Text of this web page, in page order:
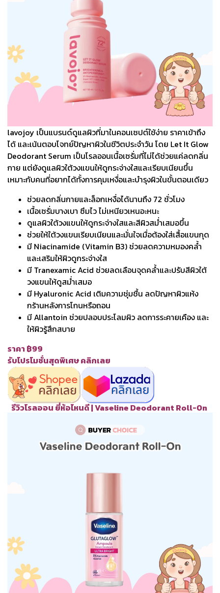
lavojoy เป็นแบรนด์ดูแลผิวที่มาในคอนเซปต์ใช้ง่าย ราคาเข้าถึง
ได้ และเน้นตอบโจทย์ปัญหาผิวในชีวิตประจำวัน โดย Let It Glow
Deodorant Serum เป็นโรลออนเนื้อเซรั่มที่ไม่ได้ช่วยแค่ลดกลิ่น
กาย แต่ยังดูแลผิวใต้วงแขนให้ดูกระจ่างใสและเรียบเนียนขึ้น
เหมาะกับคนที่อยากได้ทั้งการคุมเหงื่อและบำรุงผิวในขั้นตอนเดียว
ช่วยลดกลิ่นกายและล็อกเหงื่อได้นานถึง 72 ชั่วโมง
เนื้อเซรั่มบางเบา ซึมไว ไม่เหนียวเหนอะหนะ
ดูแลผิวใต้วงแขนให้ดูกระจ่างใสและสีผิวสม่ำเสมอขึ้น
ช่วยให้ใต้วงแขนเรียบเนียนและมั่นใจเมื่อต้องใส่เสื้อแขนกุด
มี Niacinamide (Vitamin B3) ช่วยลดความหมองคล้ำ
และเสริมให้ผิวดูกระจ่างใส
มี Tranexamic Acid ช่วยลดเลือนจุดคล้ำและปรับสีผิวใต้
วงแขนให้ดูสม่ำเสมอ
มี Hyaluronic Acid เติมความชุ่มชื้น ลดปัญหาผิวแห้ง
กร้านหลังการโกนหรือถอน
มี Allantoin ช่วยปลอบประโลมผิว ลดการระคายเคือง และ
ให้ผิวรู้สึกสบาย
ราคา ฿99
รับโปรโมชั่นสุดพิเศษ คลิกเลย
รีวิวโรลออน ยี่ห้อไหนดี | Vaseline Deodorant Roll-On